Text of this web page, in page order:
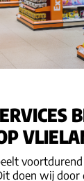
doen wij door